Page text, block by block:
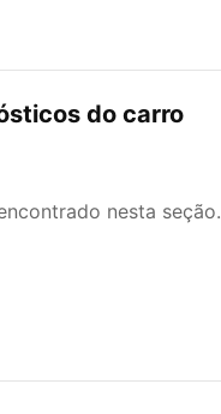
do carro
nesta seção.